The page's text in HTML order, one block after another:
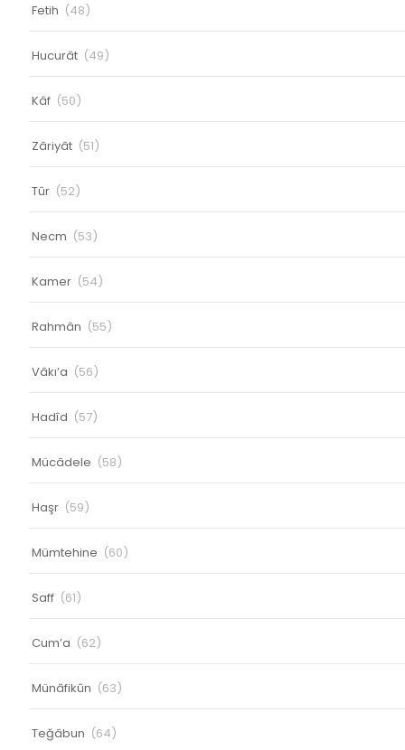
Fetih (48)
Hucurât (49)
Kâf (50)
Zâriyât (51)
Tûr (52)
Necm (53)
Kamer (54)
Rahmân (55)
Vâkı’a (56)
Hadîd (57)
Mücâdele (58)
Haşr (59)
Mümtehine (60)
Saff (61)
Cum’a (62)
Münâfikûn (63)
Teğâbun (64)